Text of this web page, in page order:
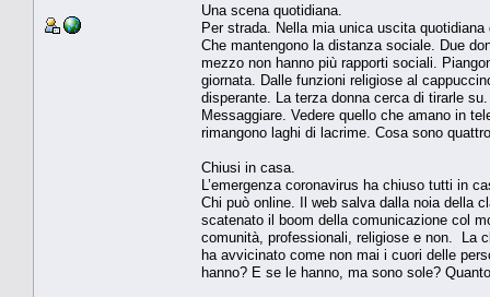
Una scena quotidiana.
Per strada. Nella mia unica uscita
Che mantengono la distanza sociale. Due
mezzo non hanno più rapporti sociali.
giornata. Dalle funzioni religiose al
disperante. La terza donna cerca di tirarle
Messaggiare. Vedere quello che amano in
rimangono laghi di lacrime. Cosa sono
Chiusi in casa.
L’emergenza coronavirus ha chiuso tutti in
Chi può online. Il web salva dalla noia della
scatenato il boom della comunicazione col
comunità, professionali, religiose e non. La
ha avvicinato come non mai i cuori delle
hanno? E se le hanno, ma sono sole?